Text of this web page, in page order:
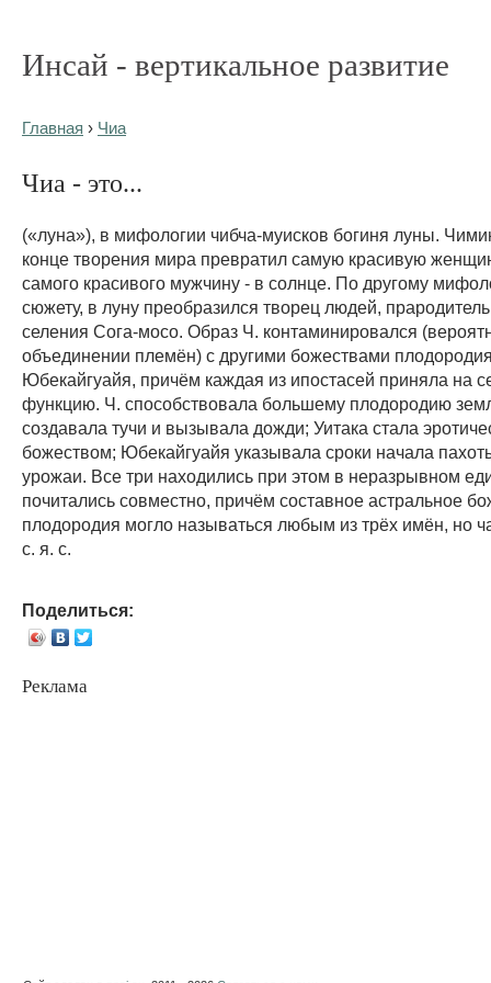
Инсай - вертикальное развитие
Главная › Чиа
Чиа - это...
(«луна»), в мифологии чибча-муисков богиня луны.
конце творения мира превратил самую красивую
самого красивого мужчину - в солнце. По другому
сюжету, в луну преобразился творец людей, прародитель
селения Сога-мосо. Образ Ч. контаминировался
объединении племён) с другими божествами
Юбекайгуайя, причём каждая из ипостасей приняла на
функцию. Ч. способствовала большему плодородию
создавала тучи и вызывала дожди; Уитака стала
божеством; Юбекайгуайя указывала сроки начала
урожаи. Все три находились при этом в неразрывном
почитались совместно, причём составное астральное
плодородия могло называться любым из трёх имён, но
с. я. с.
Поделиться:
Реклама